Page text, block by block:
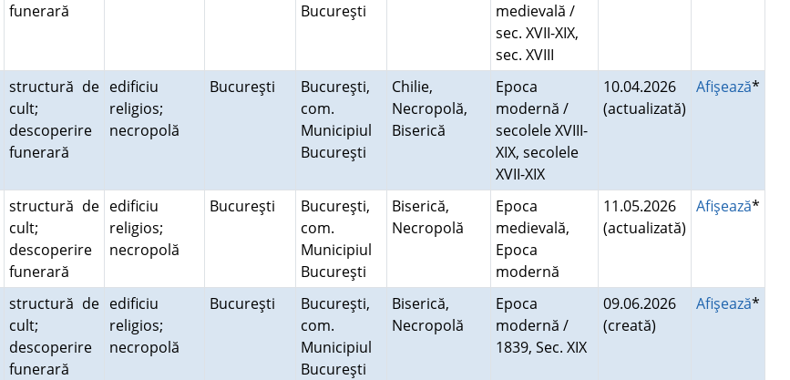
funerară
Bucureşti
medievală /
sec. XVII-XIX,
sec. XVIII
structură de
cult;
descoperire
funerară
edificiu
religios;
necropolă
Bucureşti
Bucureşti,
com.
Municipiul
Bucureşti
Chilie,
Necropolă,
Biserică
Epoca
modernă /
secolele XVIII-
XIX, secolele
XVII-XIX
10.04.2026
(actualizată)
Afişează*
structură de
cult;
descoperire
funerară
edificiu
religios;
necropolă
Bucureşti
Bucureşti,
com.
Municipiul
Bucureşti
Biserică,
Necropolă
Epoca
medievală,
Epoca
modernă
11.05.2026
(actualizată)
Afişează*
structură de
cult;
descoperire
funerară
edificiu
religios;
necropolă
Bucureşti
Bucureşti,
com.
Municipiul
Bucureşti
Biserică,
Necropolă
Epoca
modernă /
1839, Sec. XIX
09.06.2026
(creată)
Afişează*